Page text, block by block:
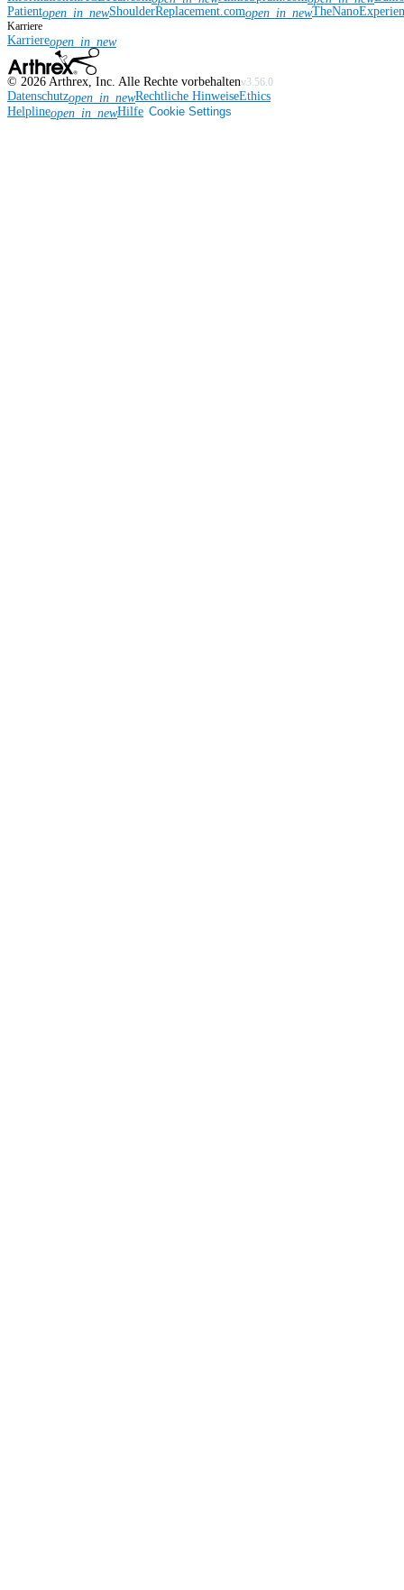
Patientopen_in_newShoulderReplacement.comopen_in_new
Karriere
Karriereopen_in_new
© 2026 Arthrex, Inc. Alle Rechte vorbehaltenv3.56.0
Datenschutzopen_in_newRechtliche HinweiseEthics
Helplineopen_in_newHilfe Cookie Settings